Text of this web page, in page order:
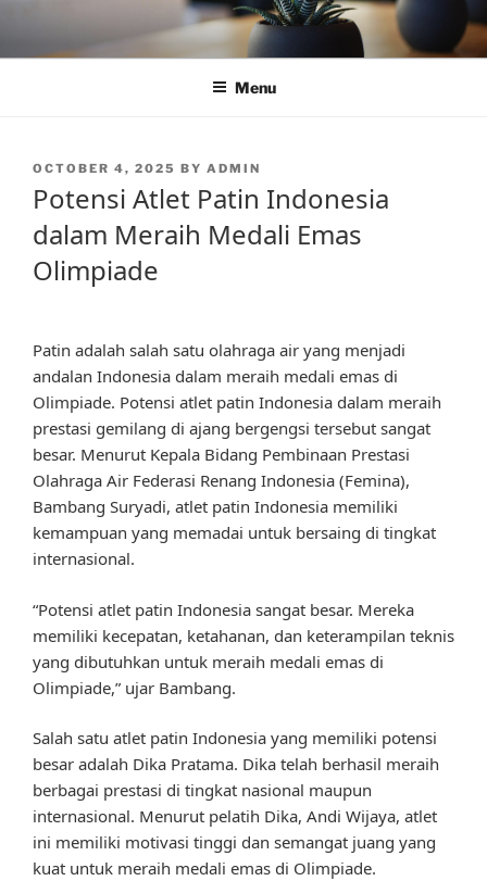
content
Menu
POSTED
OCTOBER 4, 2025 BY ADMIN
Potensi Atlet Patin Indonesia
dalam Meraih Medali Emas
Olimpiade
Patin adalah salah satu olahraga air yang menjadi
andalan Indonesia dalam meraih medali emas di
Olimpiade. Potensi atlet patin Indonesia dalam meraih
prestasi gemilang di ajang bergengsi tersebut sangat
besar. Menurut Kepala Bidang Pembinaan Prestasi
Olahraga Air Federasi Renang Indonesia (Femina),
Bambang Suryadi, atlet patin Indonesia memiliki
kemampuan yang memadai untuk bersaing di tingkat
internasional.
“Potensi atlet patin Indonesia sangat besar. Mereka
memiliki kecepatan, ketahanan, dan keterampilan teknis
yang dibutuhkan untuk meraih medali emas di
Olimpiade,” ujar Bambang.
Salah satu atlet patin Indonesia yang memiliki potensi
besar adalah Dika Pratama. Dika telah berhasil meraih
berbagai prestasi di tingkat nasional maupun
internasional. Menurut pelatih Dika, Andi Wijaya, atlet
ini memiliki motivasi tinggi dan semangat juang yang
kuat untuk meraih medali emas di Olimpiade.